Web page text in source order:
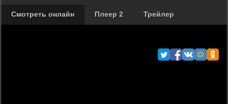
Смотреть онлайн Плеер 2 Трейлер